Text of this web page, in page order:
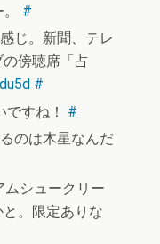
#
じ。新聞、テレ
傍聴席「占
#
ですね！ #
のは木星なんだ
ムシュークリー
。限定ありな